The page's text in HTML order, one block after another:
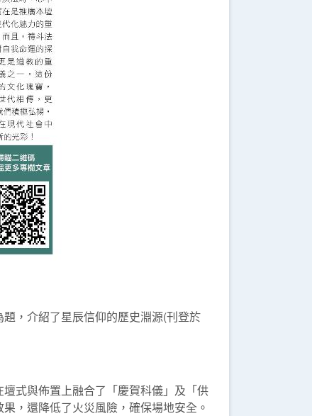
，介紹了星辰信仰的歷史淵源(刊登於
式與佈置上融合了「慶賀科儀」及「供
，還降低了火災風險，確保場地安全。